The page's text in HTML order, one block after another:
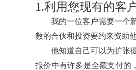
1.利用您现有的客
我的一位客户需要一个
数的合伙和投资要约来资助
他知道自己可以为扩张
报价中有许多是全额支付的